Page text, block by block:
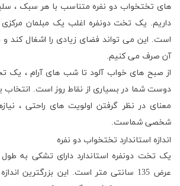
های تختخواب دو نفره متناسب با هر سبک ،
داریم. یک تخت دونفره اغلب یک مبلمان
است. این می تواند فضای زیادی را اشغال کند و
آن صرف می کنیم.
از صبح های خواب آلود تا شب های آرام ، یک
دوست شما در بسیاری از نقاط روز است.
معنای در نظر گرفتن اولویت های راحتی ،
شخصی شماست.
اندازه استاندارد تختخواب دو نفره
عرض 135 سانتی متر است. این بزرگترین